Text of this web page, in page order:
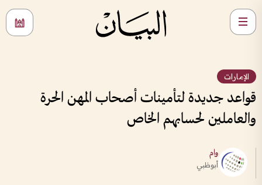
الإمارات
قواعد جديدة لتأمينات أصحاب المهن الحرة
والعاملين لحسابهم الخاص
وام
أبوظبي